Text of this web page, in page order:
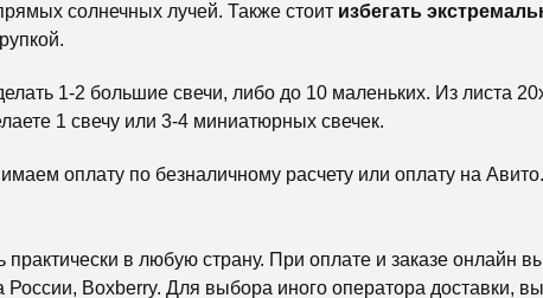
солнечных лучей. Также стоит избегать
1-2 большие свечи, либо до 10 маленьких. Из листа
1 свечу или 3-4 миниатюрных свечек.
оплату по безналичному расчету или оплату на
в любую страну. При оплате и заказе онлайн
Boxberry. Для выбора иного оператора доставки,